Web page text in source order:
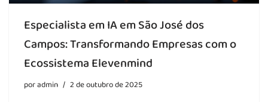
Especialista em IA em São José dos
Campos: Transformando Empresas com o
Ecossistema Elevenmind
poradmin 2 de outubro de 2025